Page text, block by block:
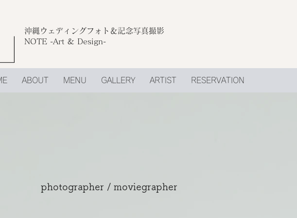
沖縄ウェディングフォト＆記念写真撮影
​NOTE -Art & Design-
ABOUT MENU GALLERY ARTIST RESERVATION
photographer / moviegrapher